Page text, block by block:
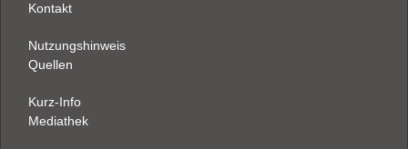
Kontakt
Nutzungshinweis
Quellen
Kurz-Info
Mediathek